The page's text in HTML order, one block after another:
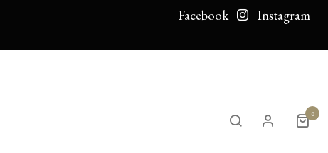
Facebook Instagram
0